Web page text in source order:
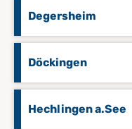
Degersheim
Döckingen
Hechlingen a.See